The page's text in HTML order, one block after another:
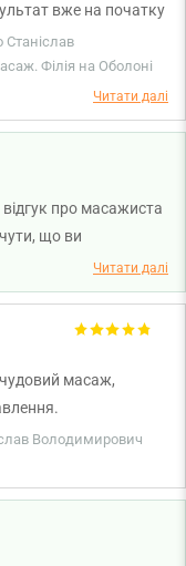
вже на початку
рекомендації. Дуже,
Станіслав
Філія на Оболоні
Читати далі
про масажиста
що ви
процедурою.Читати далі
масаж,
Володимирович